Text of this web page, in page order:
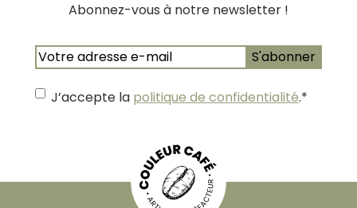
Abonnez-vous à notre newsletter !
E-
mail*
J’accepte la politique de confidentialité.*